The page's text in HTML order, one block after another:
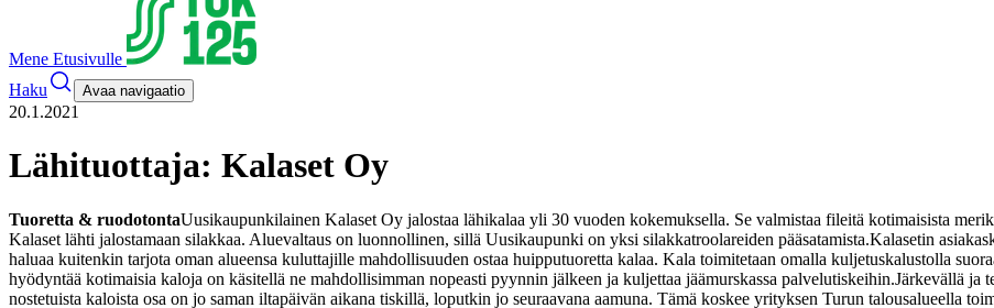
Mene Etusivulle
Haku
Avaa navigaatio
20.1.2021
Lähituottaja: Kalaset Oy
Tuoretta & ruodotontaUusikaupunkilainen Kalaset Oy jalostaa lähikalaa yli 30 vuoden kokemuksella. Se valmistaa fileitä kotimaisista
Kalaset lähti jalostamaan silakkaa. Aluevaltaus on luonnollinen, sillä Uusikaupunki on yksi silakkatroolareiden pääsatamista.Kalasetin
haluaa kuitenkin tarjota oman alueensa kuluttajille mahdollisuuden ostaa huipputuoretta kalaa. Kala toimitetaan omalla kuljetuskalustolla
hyödyntää kotimaisia kaloja on käsitellä ne mahdollisimman nopeasti pyynnin jälkeen ja kuljettaa jäämurskassa palvelutiskeihin.Järkevällä ja
nostetuista kaloista osa on jo saman iltapäivän aikana tiskillä, loputkin jo seuraavana aamuna. Tämä koskee yrityksen Turun talousalueella